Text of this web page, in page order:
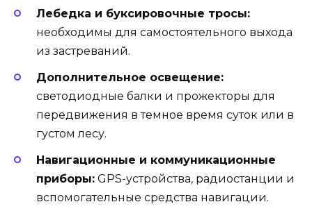
Лебедка и буксировочные тросы:
необходимы для самостоятельного выхода
из застреваний.
Дополнительное освещение:
светодиодные балки и прожекторы для
передвижения в темное время суток или в
густом лесу.
Навигационные и коммуникационные
приборы: GPS-устройства, радиостанции и
вспомогательные средства навигации.